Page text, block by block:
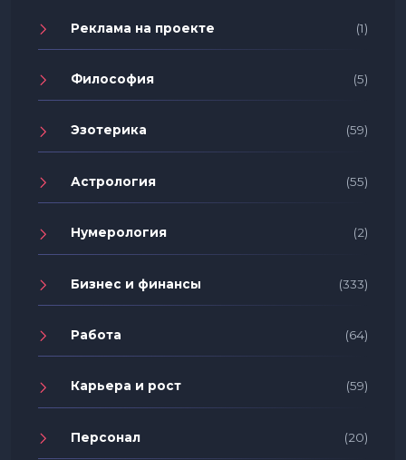
Реклама на проекте (1)
Философия (5)
Эзотерика (59)
Астрология (55)
Нумерология (2)
Бизнес и финансы (333)
Работа (64)
Карьера и рост (59)
Персонал (20)